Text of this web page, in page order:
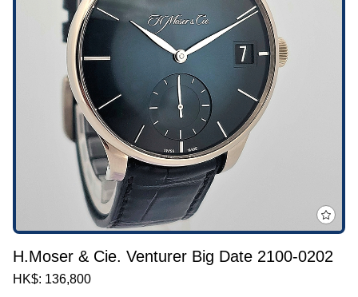
H.Moser & Cie. Venturer Big Date 2100-0202
HK$: 136,800